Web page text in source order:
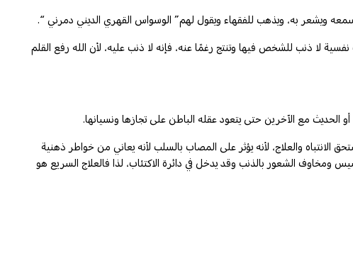
ويشعر به، ويذهب للفقهاء ويقول لهم” الوسواس القهري الديني دمرني “.
لا ذنب للشخص فيها وتنتج رغمًا عنه، فإنه لا ذنب عليه، لأن الله رفع القلم
مع الآخرين حتى يتعود عقله الباطن على تجازها ونسيانها.
والعلاج، لأنه يؤثر على المصاب بالسلب لأنه يعاني من خواطر ذهنية
ومخاوف الشعور بالذنب وقد يدخل في دائرة الاكتئاب، لذا فالعلاج السريع هو